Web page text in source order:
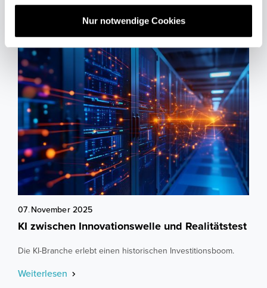
Nur notwendige Cookies
unserem Blog
07.November 2025
KI zwischen Innovationswelle und Realitätstest
Die KI-Branche erlebt einen historischen Investitionsboom.
Weiterlesen